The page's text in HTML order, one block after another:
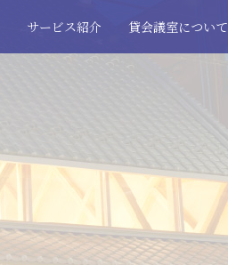
サービス紹介 貸会議室について